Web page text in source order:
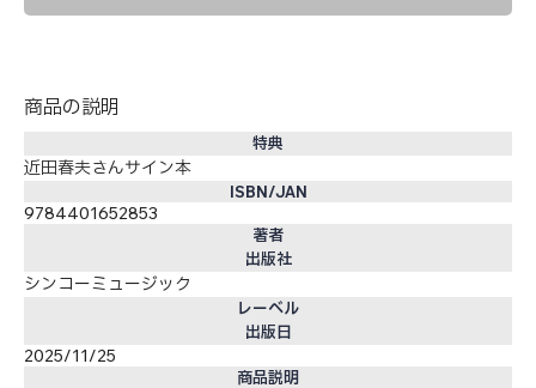
商品の説明
特典
近田春夫さんサイン本
ISBN/JAN
9784401652853
著者
出版社
シンコーミュージック
レーベル
出版日
2025/11/25
商品説明